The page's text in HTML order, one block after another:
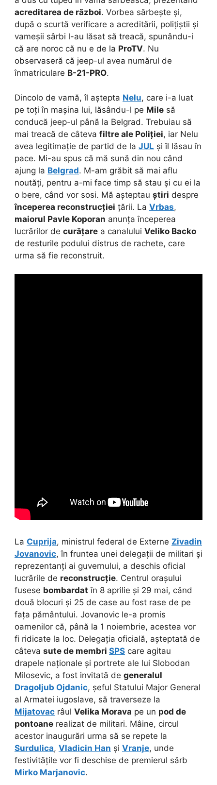
acreditarea de război. Vorbea sârbește și,
după o scurtă verificare a acreditării, polițiștii și
vameșii sârbi l-au lăsat să treacă, spunându-i
că are noroc că nu e de la ProTV. Nu
observaseră că jeep-ul avea numărul de
înmatriculare B-21-PRO.
Dincolo de vamă, îl aștepta Nelu, care i-a luat
pe toți în mașina lui, lăsându-l pe Mile să
conducă jeep-ul până la Belgrad. Trebuiau să
mai treacă de câteva filtre ale Poliției, iar Nelu
avea legitimație de partid de la JUL și îl lăsau în
pace. Mi-au spus că mă sună din nou când
ajung la Belgrad. M-am grăbit să mai aflu
noutăți, pentru a-mi face timp să stau și cu ei la
o bere, când vor sosi. Mă așteptau știri despre
începerea reconstrucției țării. La Vrbas,
maiorul Pavle Koporan anunța începerea
lucrărilor de curățare a canalului Veliko Backo
de resturile podului distrus de rachete, care
urma să fie reconstruit.
La Cuprija, ministrul federal de Externe Zivadin
Jovanovic, în fruntea unei delegații de militari și
reprezentanți ai guvernului, a deschis oficial
lucrările de reconstrucție. Centrul orașului
fusese bombardat în 8 aprilie și 29 mai, când
două blocuri și 25 de case au fost rase de pe
fața pământului. Jovanovic le-a promis
oamenilor că, până la 1 noiembrie, acestea vor
fi ridicate la loc. Delegația oficială, așteptată de
câteva sute de membri SPS care agitau
drapele naționale și portrete ale lui Slobodan
Milosevic, a fost invitată de generalul
Dragoljub Ojdanic, șeful Statului Major General
al Armatei iugoslave, să traverseze la
Mijatovac râul Velika Morava pe un pod de
pontoane realizat de militari. Mâine, circul
acestor inaugurări urma să se repete la
Surdulica, Vladicin Han și Vranje, unde
festivitățile vor fi deschise de premierul sârb
Mirko Marjanovic.